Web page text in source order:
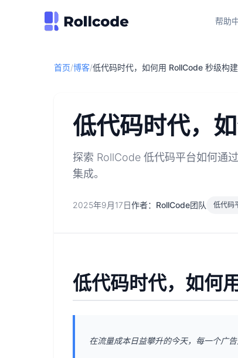
帮助
首页/博客/低代码时代，如何用 RollCode 秒级构
低代码时代，
探索 RollCode 低代码平台如何通
集成。
2025年9月17日作者：RollCode团队 低代码
低代码时代，如何
在流量成本日益攀升的今天，每一个广